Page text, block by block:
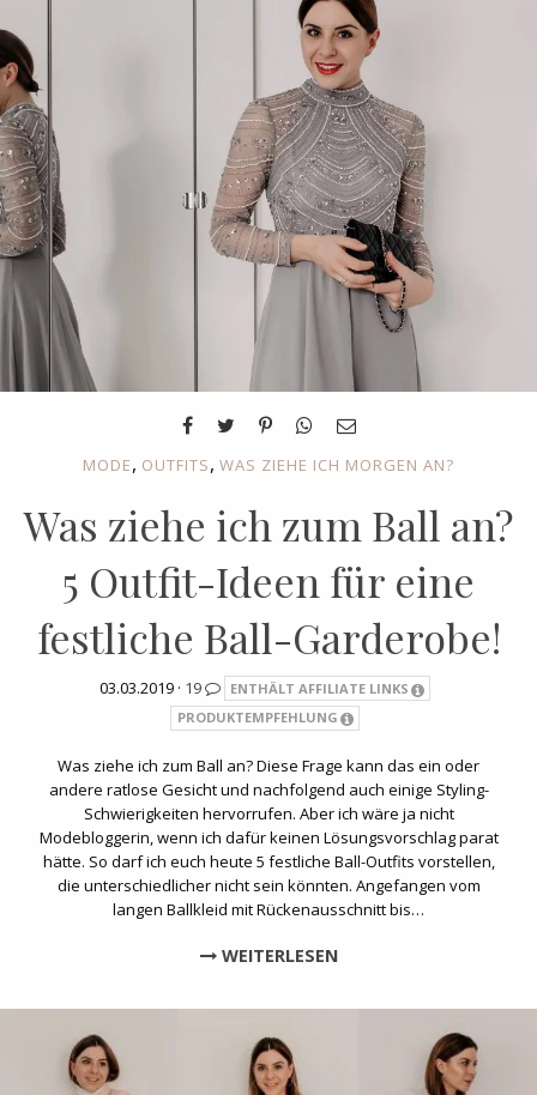
MODE, OUTFITS, WAS ZIEHE ICH MORGEN AN?
Was ziehe ich zum Ball an?
5 Outfit-Ideen für eine
festliche Ball-Garderobe!
03.03.2019 · 19
ENTHÄLT AFFILIATE LINKS
PRODUKTEMPFEHLUNG
Was ziehe ich zum Ball an? Diese Frage kann das ein oder
andere ratlose Gesicht und nachfolgend auch einige Styling-
Schwierigkeiten hervorrufen. Aber ich wäre ja nicht
Modebloggerin, wenn ich dafür keinen Lösungsvorschlag parat
hätte. So darf ich euch heute 5 festliche Ball-Outfits vorstellen,
die unterschiedlicher nicht sein könnten. Angefangen vom
langen Ballkleid mit Rückenausschnitt bis…
WEITERLESEN